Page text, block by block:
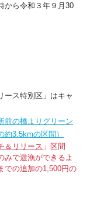
から令和３年９月30
ース特別区」はキャ
前の橋よりグリーン
3.5kmの区間）
＆リリース 」区間
みで遊漁ができるよ
での追加の1,500円の